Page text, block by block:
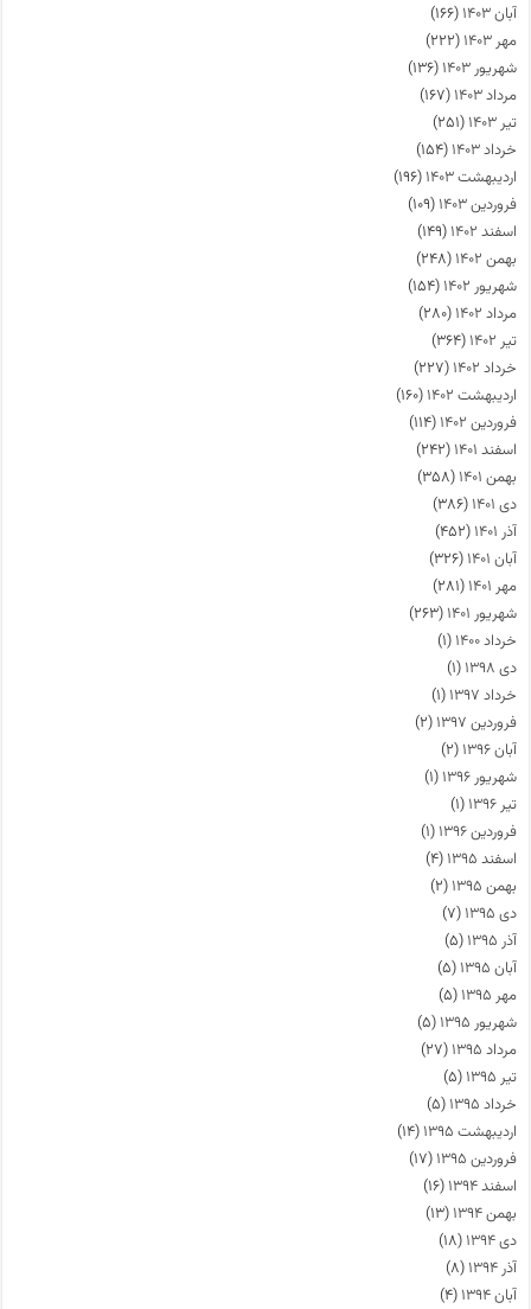
آبان ۱۴۰۳
(۱۶۶)
مهر ۱۴۰۳
(۲۲۲)
شهریور ۱۴۰۳
(۱۳۶)
مرداد ۱۴۰۳
(۱۶۷)
تیر ۱۴۰۳
(۲۵۱)
خرداد ۱۴۰۳
(۱۵۴)
اردیبهشت ۱۴۰۳
(۱۹۶)
فروردین ۱۴۰۳
(۱۰۹)
اسفند ۱۴۰۲
(۱۴۹)
بهمن ۱۴۰۲
(۲۴۸)
شهریور ۱۴۰۲
(۱۵۴)
مرداد ۱۴۰۲
(۲۸۰)
تیر ۱۴۰۲
(۳۶۴)
خرداد ۱۴۰۲
(۲۲۷)
اردیبهشت ۱۴۰۲
(۱۶۰)
فروردین ۱۴۰۲
(۱۱۴)
اسفند ۱۴۰۱
(۲۴۲)
بهمن ۱۴۰۱
(۳۵۸)
دی ۱۴۰۱
(۳۸۶)
آذر ۱۴۰۱
(۴۵۲)
آبان ۱۴۰۱
(۳۲۶)
مهر ۱۴۰۱
(۲۸۱)
شهریور ۱۴۰۱
(۲۶۳)
خرداد ۱۴۰۰
(۱)
دی ۱۳۹۸
(۱)
خرداد ۱۳۹۷
(۱)
فروردین ۱۳۹۷
(۲)
آبان ۱۳۹۶
(۲)
شهریور ۱۳۹۶
(۱)
تیر ۱۳۹۶
(۱)
فروردین ۱۳۹۶
(۱)
اسفند ۱۳۹۵
(۴)
بهمن ۱۳۹۵
(۲)
دی ۱۳۹۵
(۷)
آذر ۱۳۹۵
(۵)
آبان ۱۳۹۵
(۵)
مهر ۱۳۹۵
(۵)
شهریور ۱۳۹۵
(۵)
مرداد ۱۳۹۵
(۲۷)
تیر ۱۳۹۵
(۵)
خرداد ۱۳۹۵
(۵)
اردیبهشت ۱۳۹۵
(۱۴)
فروردین ۱۳۹۵
(۱۷)
اسفند ۱۳۹۴
(۱۶)
بهمن ۱۳۹۴
(۱۳)
دی ۱۳۹۴
(۱۸)
آذر ۱۳۹۴
(۸)
آبان ۱۳۹۴
(۴)